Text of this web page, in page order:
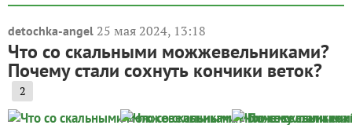
detochka-angel 25 мая 2024, 13:18
Что со скальными можжевельниками?
Почему стали сохнуть кончики веток?
2